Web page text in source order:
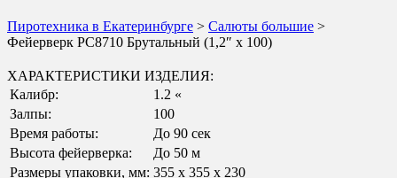
Пиротехника в Екатеринбурге > Салюты большие >
Фейерверк РС8710 Брутальный (1,2″ х 100)
ХАРАКТЕРИСТИКИ ИЗДЕЛИЯ:
Калибр:
1.2 «
Залпы:
100
Время работы:
До 90 сек
Высота фейерверка:
До 50 м
Размеры упаковки, мм: 355 х 355 х 230